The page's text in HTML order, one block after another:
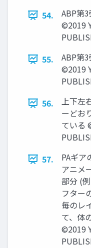
54.
ABP第
©2019
55.
ABP第
©2019
56.
上下左
ーどお
ている
57.
PAギア
アニメ
部分 (
フター
毎のレ
て、体
©2019